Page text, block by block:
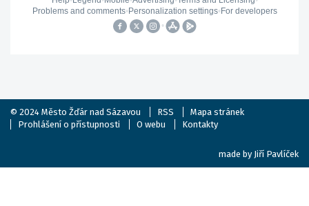
© 2024 Město Žďár nad Sázavou RSS
Mapa stránek
Prohlášení o přístupnosti
O webu Kontakty
made by Jiří Pavlíček